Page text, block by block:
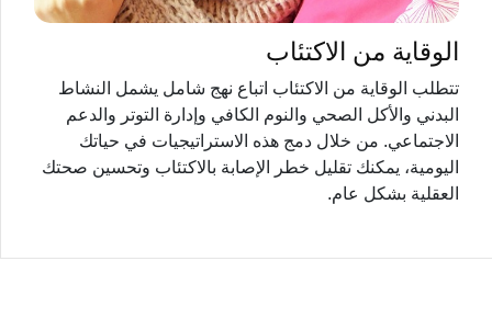
الوقاية من الاكتئاب
تتطلب الوقاية من الاكتئاب اتباع نهج شامل يشمل النشاط
البدني والأكل الصحي والنوم الكافي وإدارة التوتر والدعم
الاجتماعي. من خلال دمج هذه الاستراتيجيات في حياتك
اليومية، يمكنك تقليل خطر الإصابة بالاكتئاب وتحسين صحتك
العقلية بشكل عام.